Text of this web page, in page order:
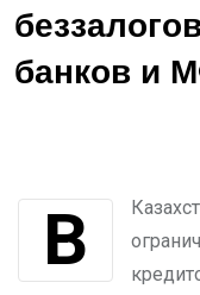
банков и
В Казахстане планируется внедрить